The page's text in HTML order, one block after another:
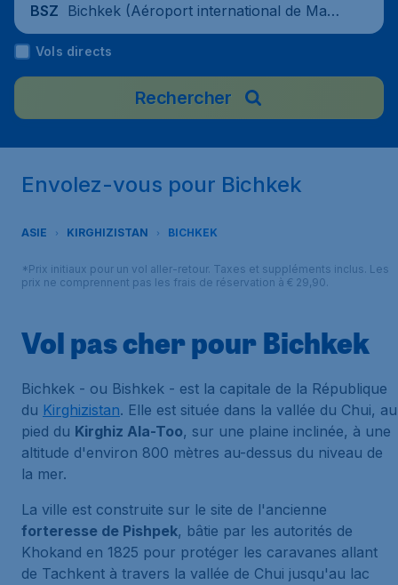
BSZ Bichkek (Aéroport international de Mana
s), Kirghizistan
Vols directs
Rechercher
Envolez-vous pour Bichkek
ASIE KIRGHIZISTAN BICHKEK
*Prix initiaux pour un vol aller-retour. Taxes et suppléments inclus. Les
prix ne comprennent pas les frais de réservation à € 29,90.
Vol pas cher pour Bichkek
Bichkek - ou Bishkek - est la capitale de la République
du Kirghizistan. Elle est située dans la vallée du Chui, au
pied du Kirghiz Ala-Too, sur une plaine inclinée, à une
altitude d'environ 800 mètres au-dessus du niveau de
la mer.
La ville est construite sur le site de l'ancienne
forteresse de Pishpek, bâtie par les autorités de
Khokand en 1825 pour protéger les caravanes allant
de Tachkent à travers la vallée de Chui jusqu'au lac